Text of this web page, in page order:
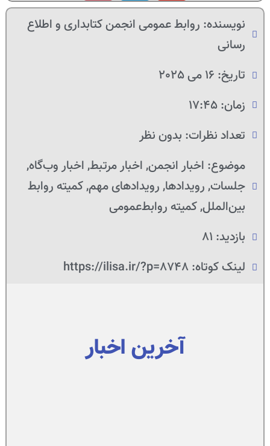
نویسنده: روابط عمومی انجمن کتابداری و اطلاع
رسانی
تاریخ: 16 می 2025
زمان:17:45
تعداد نظرات: بدون نظر
موضوع: اخبار انجمن,اخبار مرتبط,اخبار وب‌گاه,
جلسات,رویدادها,رویدادهای مهم,کمیته روابط
بین‌الملل,کمیته روابط‌عمومی
بازدید: 81
لینک کوتاه: https://ilisa.ir/?p=8748
آخرین اخبار